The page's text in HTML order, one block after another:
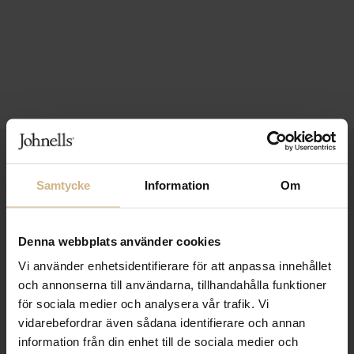
Samtycke Information Om
Denna webbplats använder cookies
Vi använder enhetsidentifierare för att anpassa innehållet
och annonserna till användarna, tillhandahålla funktioner
för sociala medier och analysera vår trafik. Vi
vidarebefordrar även sådana identifierare och annan
information från din enhet till de sociala medier och
FRI FRAKT FRÅN 999 KR
Håll dig uppdaterad
PRENUMERERA PÅ VÅRT NYHETSBREV